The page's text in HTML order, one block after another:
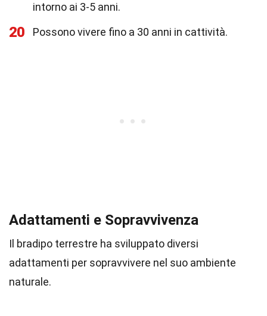
intorno ai 3-5 anni.
20 Possono vivere fino a 30 anni in cattività.
Adattamenti e Sopravvivenza
Il bradipo terrestre ha sviluppato diversi
adattamenti per sopravvivere nel suo ambiente
naturale.